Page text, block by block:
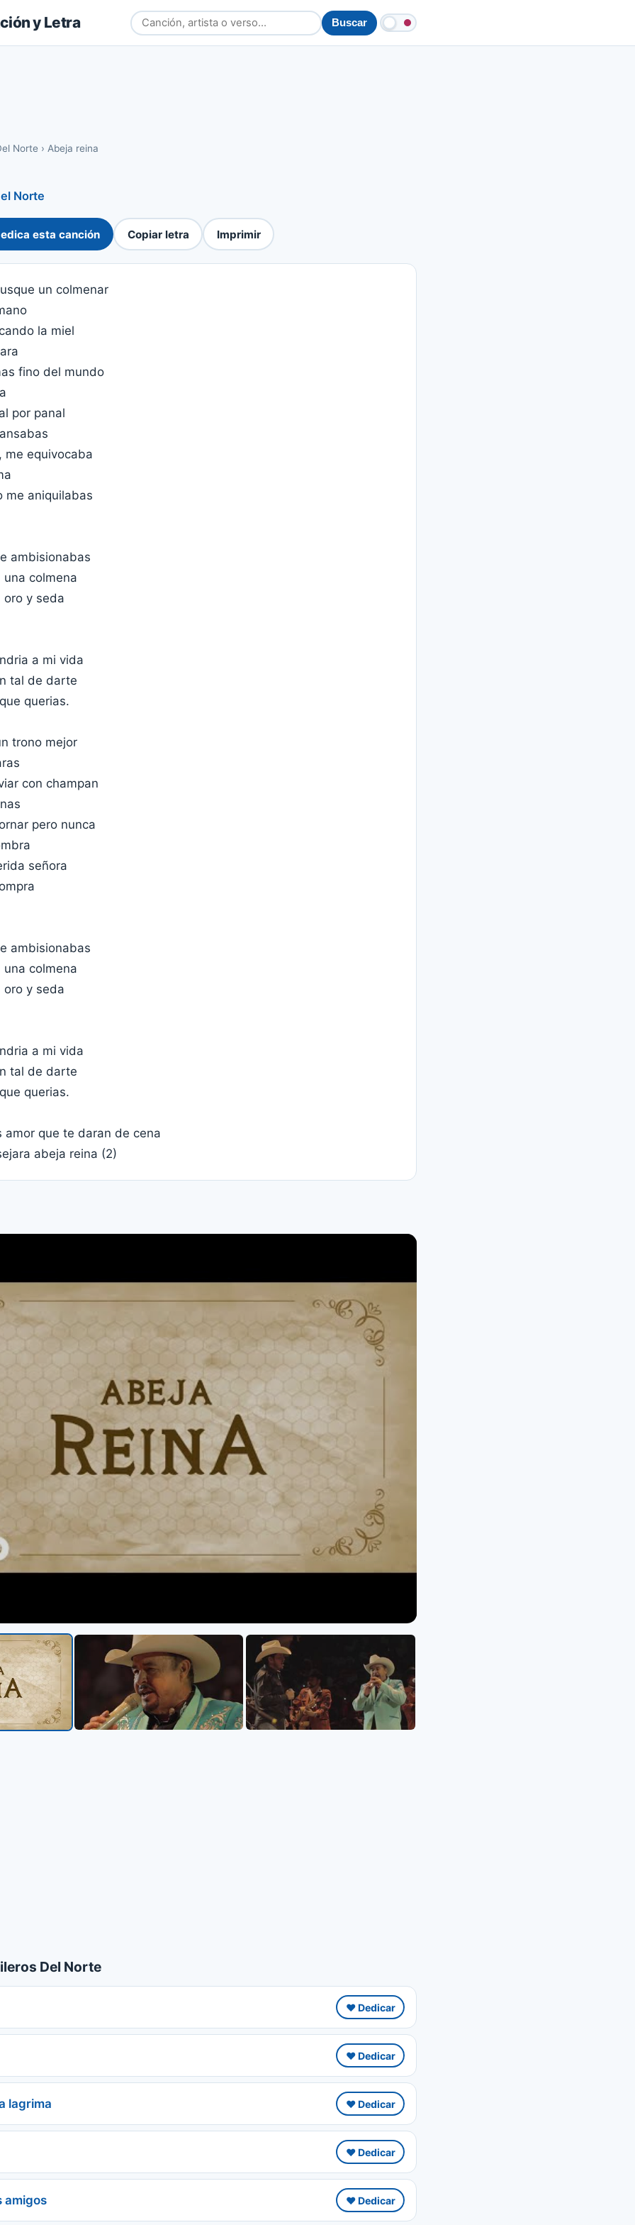
y Letra Buscar
Norte › Abeja reina
Norte
esta canción Copiar letra Imprimir
un colmenar
la miel
fino del mundo
por panal
me equivocaba
me aniquilabas
ambisionabas
colmena
oro y seda
a mi vida
tal de darte
querias.
trono mejor
con champan
pero nunca
señora
ambisionabas
colmena
oro y seda
a mi vida
tal de darte
querias.
amor que te daran de cena
abeja reina (2)
Del Norte
❤️ Dedicar
❤️ Dedicar
lagrima ❤️ Dedicar
❤️ Dedicar
amigos ❤️ Dedicar